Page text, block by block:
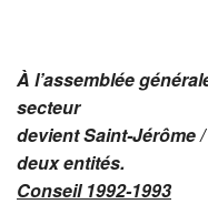
À l’assemblée
secteur
devient Saint-Jérôme
deux entités.
Conseil 1992-1993